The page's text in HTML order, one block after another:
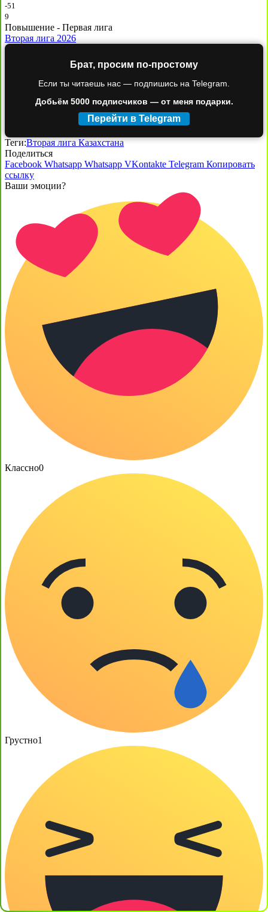
-51
9
Повышение - Первая лига
Вторая лига 2026
Брат, просим по-простому
Если ты читаешь нас — подпишись на Telegram.
Добьём 5000 подписчиков — от меня подарки.
Перейти в Telegram
Теги:Вторая лига Казахстана
Поделиться
Facebook Whatsapp Whatsapp VKontakte Telegram Копировать
ссылку
Ваши эмоции?
Классно0
Грустно1